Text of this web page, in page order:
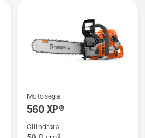
Vedi
maggiori
su
Motosega
560 XP®
Cilindrata